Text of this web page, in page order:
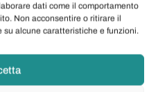
dati come il comportamento
Non acconsentire o ritirare il
alcune caratteristiche e funzioni.